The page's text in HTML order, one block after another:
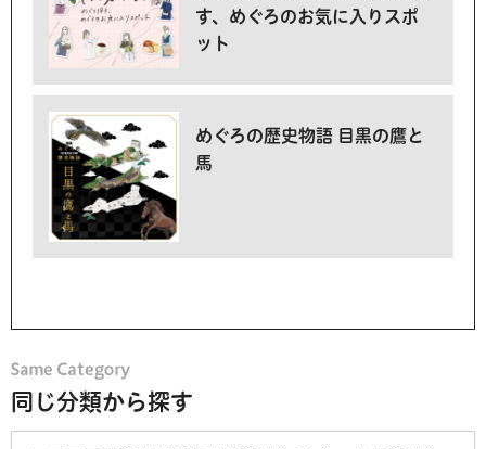
す、めぐろのお気に入りスポ
ット
めぐろの歴史物語 目黒の鷹と
馬
同じ分類から探す